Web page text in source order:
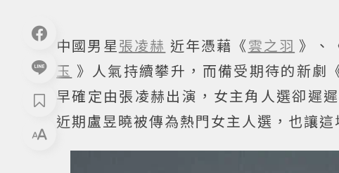
中國男星張凌赫 近年憑藉《雲之羽 》、
玉 》人氣持續攀升，而備受期待的新劇
早確定由張凌赫出演，女主角人選卻遲
近期盧昱曉被傳為熱門女主人選，也讓